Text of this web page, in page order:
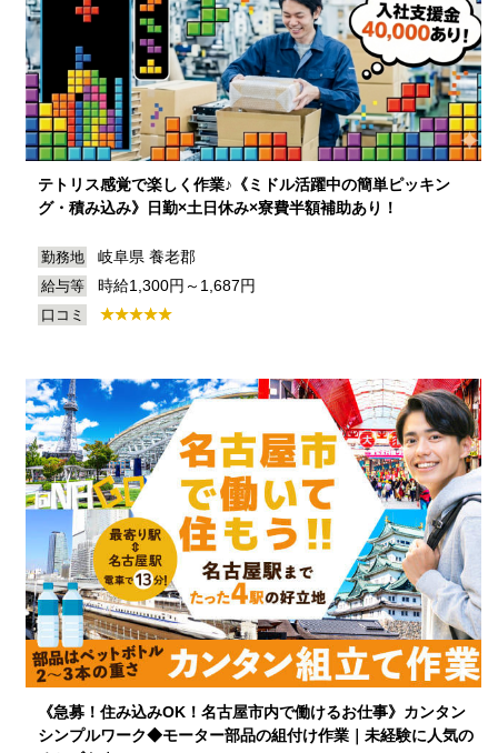
テトリス感覚で楽しく作業♪《ミドル活躍中の簡単ピッキン
グ・積み込み》日勤×土日休み×寮費半額補助あり！
勤務地 岐阜県 養老郡
給与等 時給1,300円～1,687円
口コミ
《急募！住み込みOK！名古屋市内で働けるお仕事》カンタン
シンプルワーク◆モーター部品の組付け作業｜未経験に人気の